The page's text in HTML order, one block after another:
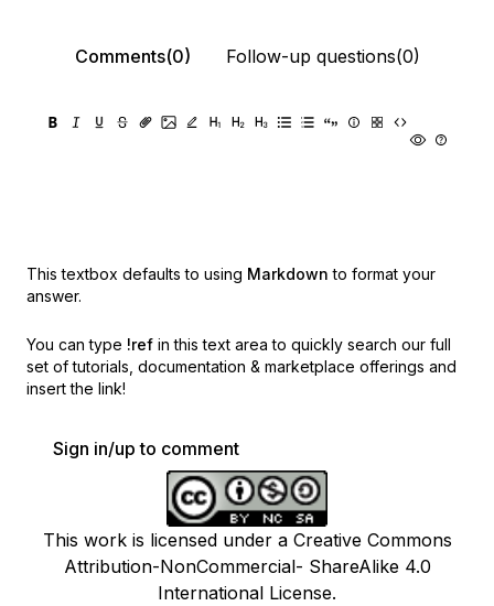
Comments(0) Follow-up questions(0)
This textbox defaults to using Markdown to format your
answer.
You can type !ref in this text area to quickly search our full
set of tutorials, documentation & marketplace offerings and
insert the link!
Sign in/up to comment
This work is licensed under a Creative Commons
Attribution-NonCommercial- ShareAlike 4.0
International License.